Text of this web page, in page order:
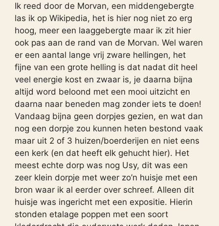
Ik reed door de Morvan, een middengebergte
las ik op Wikipedia, het is hier nog niet zo erg
hoog, meer een laaggebergte maar ik zit hier
ook pas aan de rand van de Morvan. Wel waren
er een aantal lange vrij zware hellingen, het
fijne van een grote helling is dat nadat dit heel
veel energie kost en zwaar is, je daarna bijna
altijd word beloond met een mooi uitzicht en
daarna naar beneden mag zonder iets te doen!
Vandaag bijna geen dorpjes gezien, en wat dan
nog een dorpje zou kunnen heten bestond vaak
maar uit 2 of 3 huizen/boerderijen en niet eens
een kerk (en dat heeft elk gehucht hier). Het
meest echte dorp was nog Usy, dit was een
zeer klein dorpje met weer zo’n huisje met een
bron waar ik al eerder over schreef. Alleen dit
huisje was ingericht met een expositie. Hierin
stonden etalage poppen met een soort